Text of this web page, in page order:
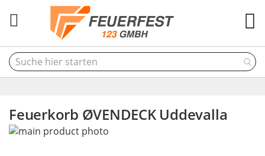
Feuerkorb ØVENDECK Uddevalla
Skip